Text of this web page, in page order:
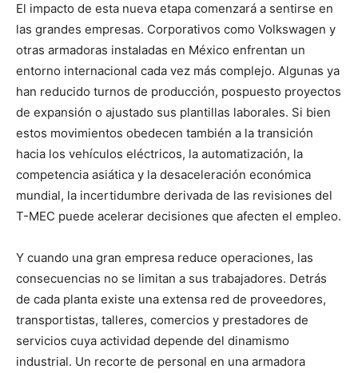
El impacto de esta nueva etapa comenzará a sentirse en
las grandes empresas. Corporativos como Volkswagen y
otras armadoras instaladas en México enfrentan un
entorno internacional cada vez más complejo. Algunas ya
han reducido turnos de producción, pospuesto proyectos
de expansión o ajustado sus plantillas laborales. Si bien
estos movimientos obedecen también a la transición
hacia los vehículos eléctricos, la automatización, la
competencia asiática y la desaceleración económica
mundial, la incertidumbre derivada de las revisiones del
T-MEC puede acelerar decisiones que afecten el empleo.
Y cuando una gran empresa reduce operaciones, las
consecuencias no se limitan a sus trabajadores. Detrás
de cada planta existe una extensa red de proveedores,
transportistas, talleres, comercios y prestadores de
servicios cuya actividad depende del dinamismo
industrial. Un recorte de personal en una armadora